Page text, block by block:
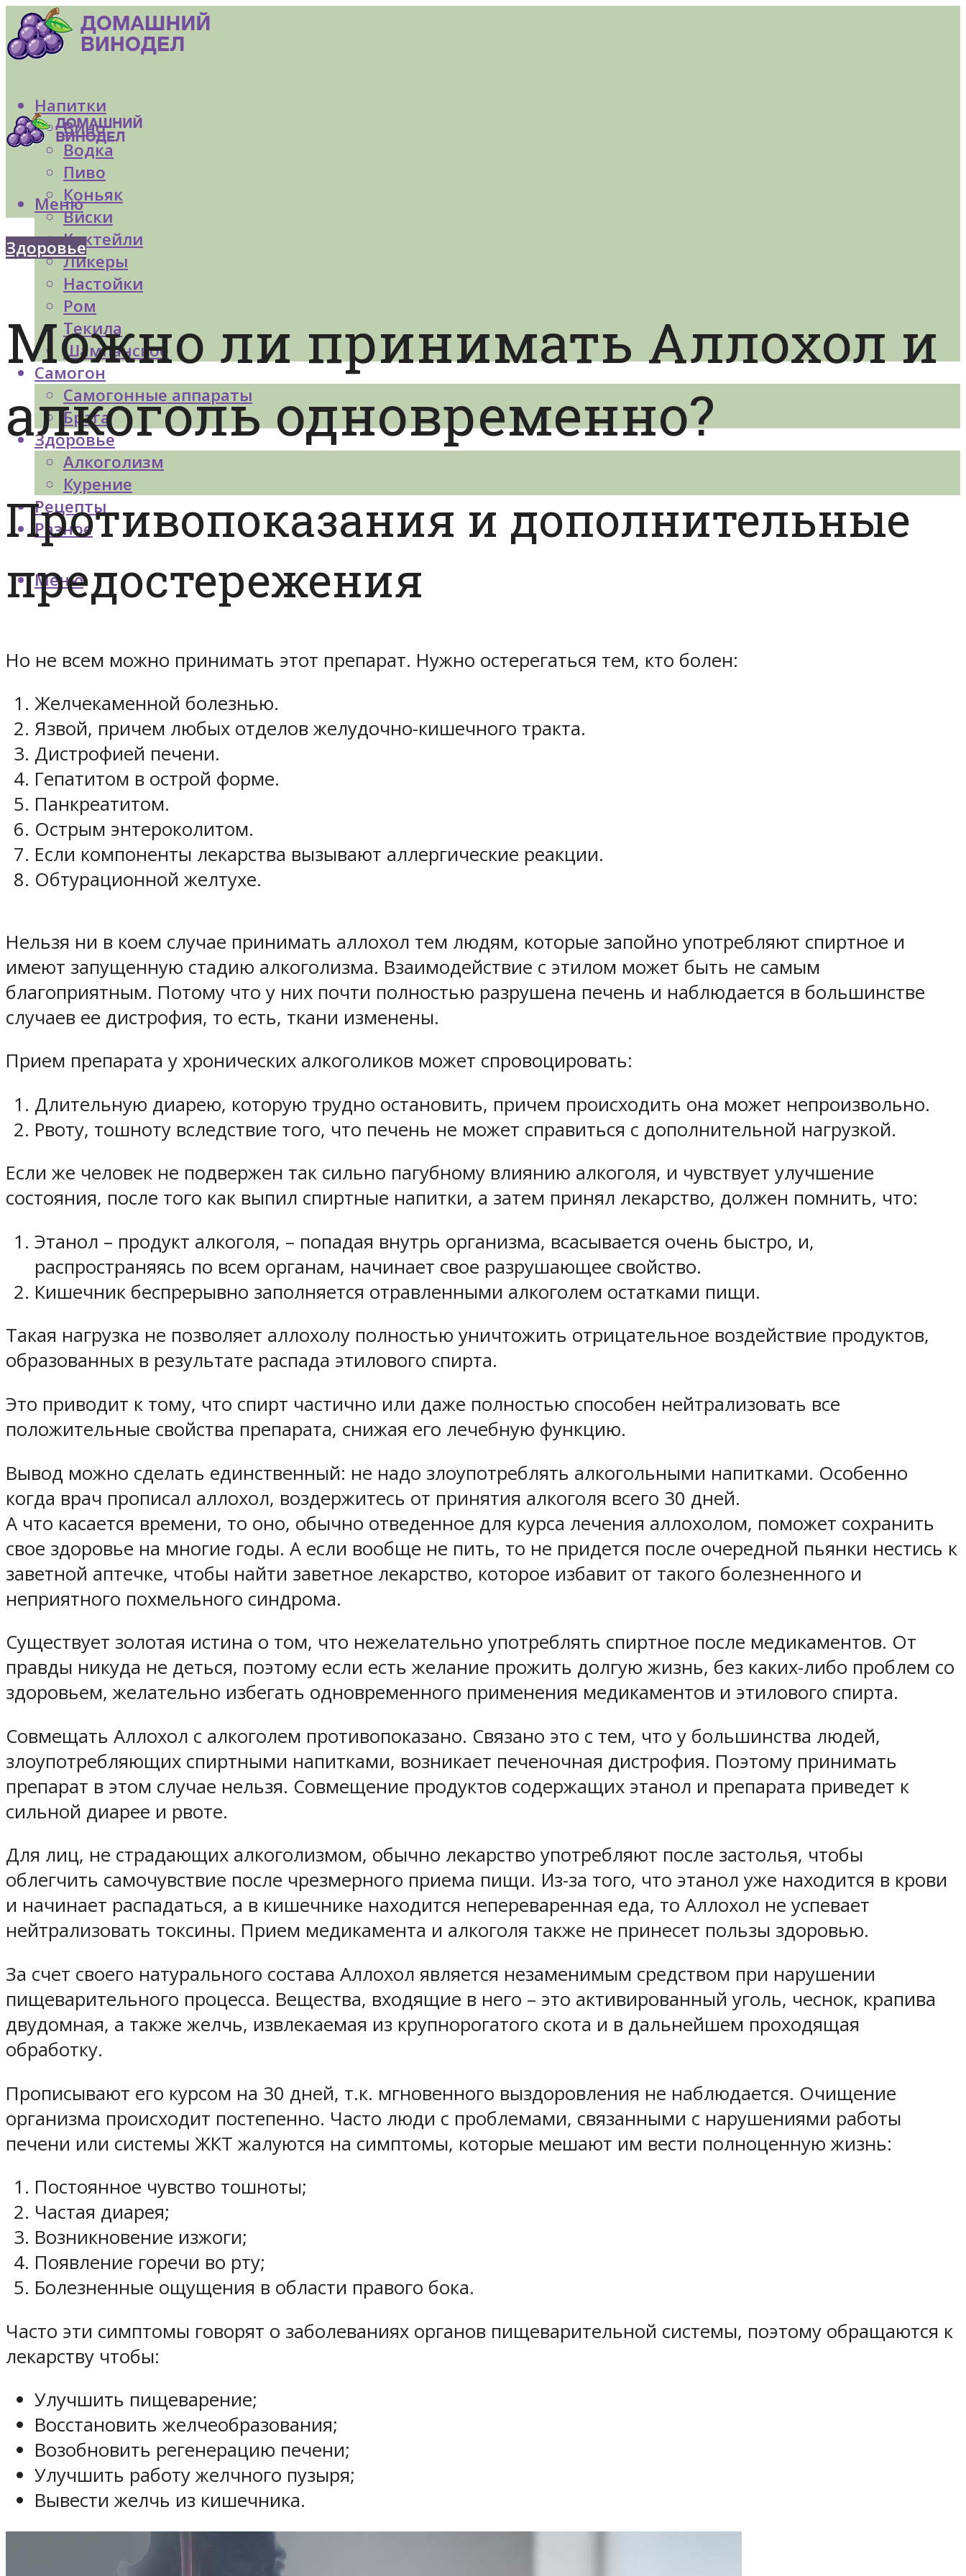
Напитки
Вино
Водка
Пиво
Коньяк
Виски
Коктейли
Ликеры
Настойки
Ром
Текила
Шампанское
Самогон
Самогонные аппараты
Брага
Здоровье
Алкоголизм
Курение
Рецепты
Разное
Меню
Меню
Здоровье
Можно ли принимать Аллохол и
алкоголь одновременно?
Противопоказания и дополнительные
предостережения
Но не всем можно принимать этот препарат. Нужно остерегаться тем, кто болен:
Желчекаменной болезнью.
Язвой, причем любых отделов желудочно-кишечного тракта.
Дистрофией печени.
Гепатитом в острой форме.
Панкреатитом.
Острым энтероколитом.
Если компоненты лекарства вызывают аллергические реакции.
Обтурационной желтухе.
Нельзя ни в коем случае принимать аллохол тем людям, которые запойно употребляют спиртное и
имеют запущенную стадию алкоголизма. Взаимодействие с этилом может быть не самым
благоприятным. Потому что у них почти полностью разрушена печень и наблюдается в большинстве
случаев ее дистрофия, то есть, ткани изменены.
Прием препарата у хронических алкоголиков может спровоцировать:
Длительную диарею, которую трудно остановить, причем происходить она может непроизвольно.
Рвоту, тошноту вследствие того, что печень не может справиться с дополнительной нагрузкой.
Если же человек не подвержен так сильно пагубному влиянию алкоголя, и чувствует улучшение
состояния, после того как выпил спиртные напитки, а затем принял лекарство, должен помнить, что:
Этанол – продукт алкоголя, – попадая внутрь организма, всасывается очень быстро, и,
распространяясь по всем органам, начинает свое разрушающее свойство.
Кишечник беспрерывно заполняется отравленными алкоголем остатками пищи.
Такая нагрузка не позволяет аллохолу полностью уничтожить отрицательное воздействие продуктов,
образованных в результате распада этилового спирта.
Это приводит к тому, что спирт частично или даже полностью способен нейтрализовать все
положительные свойства препарата, снижая его лечебную функцию.
Вывод можно сделать единственный: не надо злоупотреблять алкогольными напитками. Особенно
когда врач прописал аллохол, воздержитесь от принятия алкоголя всего 30 дней.
А что касается времени, то оно, обычно отведенное для курса лечения аллохолом, поможет сохранить
свое здоровье на многие годы. А если вообще не пить, то не придется после очередной пьянки нестись к
заветной аптечке, чтобы найти заветное лекарство, которое избавит от такого болезненного и
неприятного похмельного синдрома.
Существует золотая истина о том, что нежелательно употреблять спиртное после медикаментов. От
правды никуда не деться, поэтому если есть желание прожить долгую жизнь, без каких-либо проблем со
здоровьем, желательно избегать одновременного применения медикаментов и этилового спирта.
Совмещать Аллохол с алкоголем противопоказано. Связано это с тем, что у большинства людей,
злоупотребляющих спиртными напитками, возникает печеночная дистрофия. Поэтому принимать
препарат в этом случае нельзя. Совмещение продуктов содержащих этанол и препарата приведет к
сильной диарее и рвоте.
Для лиц, не страдающих алкоголизмом, обычно лекарство употребляют после застолья, чтобы
облегчить самочувствие после чрезмерного приема пищи. Из-за того, что этанол уже находится в крови
и начинает распадаться, а в кишечнике находится непереваренная еда, то Аллохол не успевает
нейтрализовать токсины. Прием медикамента и алкоголя также не принесет пользы здоровью.
За счет своего натурального состава Аллохол является незаменимым средством при нарушении
пищеварительного процесса. Вещества, входящие в него – это активированный уголь, чеснок, крапива
двудомная, а также желчь, извлекаемая из крупнорогатого скота и в дальнейшем проходящая
обработку.
Прописывают его курсом на 30 дней, т.к. мгновенного выздоровления не наблюдается. Очищение
организма происходит постепенно. Часто люди с проблемами, связанными с нарушениями работы
печени или системы ЖКТ жалуются на симптомы, которые мешают им вести полноценную жизнь:
Постоянное чувство тошноты;
Частая диарея;
Возникновение изжоги;
Появление горечи во рту;
Болезненные ощущения в области правого бока.
Часто эти симптомы говорят о заболеваниях органов пищеварительной системы, поэтому обращаются к
лекарству чтобы:
Улучшить пищеварение;
Восстановить желчеобразования;
Возобновить регенерацию печени;
Улучшить работу желчного пузыря;
Вывести желчь из кишечника.